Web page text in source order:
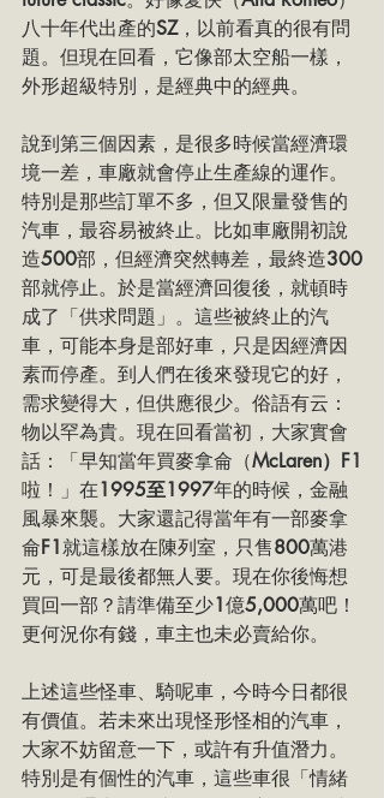
八十年代出產的SZ，以前看真的很有問
題。但現在回看，它像部太空船一樣，
外形超級特別，是經典中的經典。
說到第三個因素，是很多時候當經濟環
境一差，車廠就會停止生產線的運作。
特別是那些訂單不多，但又限量發售的
汽車，最容易被終止。比如車廠開初說
造500部，但經濟突然轉差，最終造300
部就停止。於是當經濟回復後，就頓時
成了「供求問題」。這些被終止的汽
車，可能本身是部好車，只是因經濟因
素而停產。到人們在後來發現它的好，
需求變得大，但供應很少。俗語有云：
物以罕為貴。現在回看當初，大家實會
話：「早知當年買麥拿侖（McLaren）F1
啦！」在1995至1997年的時候，金融
風暴來襲。大家還記得當年有一部麥拿
侖F1就這樣放在陳列室，只售800萬港
元，可是最後都無人要。現在你後悔想
買回一部？請準備至少1億5,000萬吧！
更何況你有錢，車主也未必賣給你。
上述這些怪車、騎呢車，今時今日都很
有價值。若未來出現怪形怪相的汽車，
大家不妨留意一下，或許有升值潛力。
特別是有個性的汽車，這些車很「情緒